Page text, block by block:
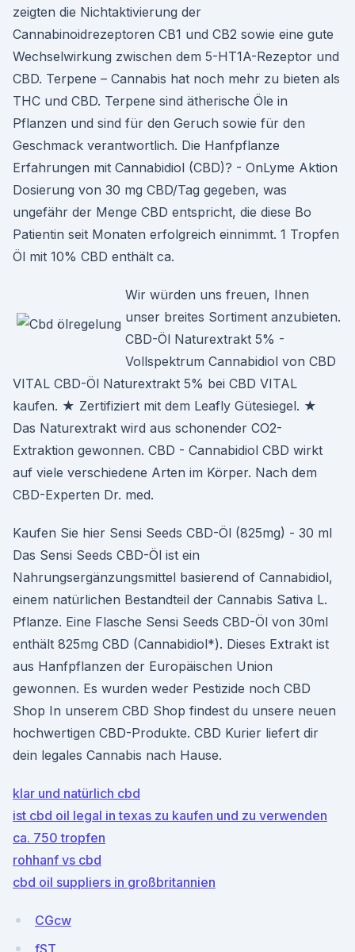
zeigten die Nichtaktivierung der
Cannabinoidrezeptoren CB1 und CB2 sowie eine gute
Wechselwirkung zwischen dem 5-HT1A-Rezeptor und
CBD. Terpene – Cannabis hat noch mehr zu bieten als
THC und CBD. Terpene sind ätherische Öle in
Pflanzen und sind für den Geruch sowie für den
Geschmack verantwortlich. Die Hanfpflanze
Erfahrungen mit Cannabidiol (CBD)? - OnLyme Aktion
Dosierung von 30 mg CBD/Tag gegeben, was
ungefähr der Menge CBD entspricht, die diese Bo
Patientin seit Monaten erfolgreich einnimmt. 1 Tropfen
Öl mit 10% CBD enthält ca.
Wir würden uns freuen, Ihnen
unser breites Sortiment anzubieten.
CBD-Öl Naturextrakt 5% -
Vollspektrum Cannabidiol von CBD
VITAL CBD-Öl Naturextrakt 5% bei CBD VITAL
kaufen. ★ Zertifiziert mit dem Leafly Gütesiegel. ★
Das Naturextrakt wird aus schonender CO2-
Extraktion gewonnen. CBD - Cannabidiol CBD wirkt
auf viele verschiedene Arten im Körper. Nach dem
CBD-Experten Dr. med.
Kaufen Sie hier Sensi Seeds CBD-Öl (825mg) - 30 ml
Das Sensi Seeds CBD-Öl ist ein
Nahrungsergänzungsmittel basierend of Cannabidiol,
einem natürlichen Bestandteil der Cannabis Sativa L.
Pflanze. Eine Flasche Sensi Seeds CBD-Öl von 30ml
enthält 825mg CBD (Cannabidiol*). Dieses Extrakt ist
aus Hanfpflanzen der Europäischen Union
gewonnen. Es wurden weder Pestizide noch CBD
Shop In unserem CBD Shop findest du unsere neuen
hochwertigen CBD-Produkte. CBD Kurier liefert dir
dein legales Cannabis nach Hause.
klar und natürlich cbd
ist cbd oil legal in texas zu kaufen und zu verwenden
ca. 750 tropfen
rohhanf vs cbd
cbd oil suppliers in großbritannien
CGcw
fST